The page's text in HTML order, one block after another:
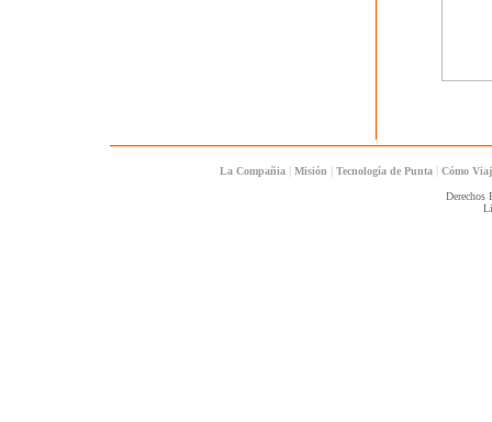
La Compañia | Misión | Tecnología de Punta | Cómo
Derechos